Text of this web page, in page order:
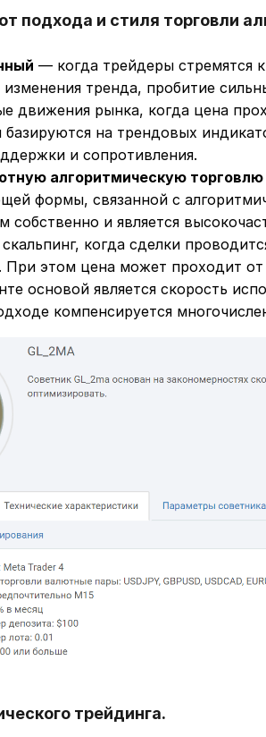
подхода и стиля торговли
— когда трейдеры стремятся
тренда, пробитие
движения рынка, когда цена
базируются на трендовых
и сопротивления.
алгоритмическую
формы, связанной с
собственно и является
когда сделки
При этом цена может проходит
основой является скорость
компенсируется
трейдинга.